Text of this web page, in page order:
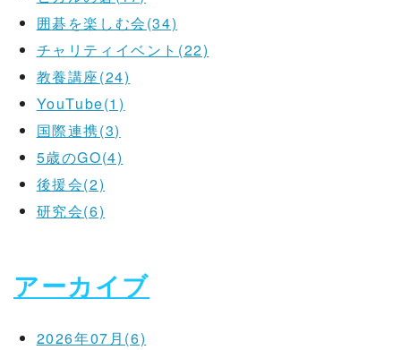
囲碁を楽しむ会(34)
チャリティイベント(22)
教養講座(24)
YouTube(1)
国際連携(3)
5歳のGO(4)
後援会(2)
研究会(6)
アーカイブ
2026年07月(6)